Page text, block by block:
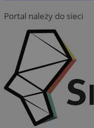
Portal należy do sieci
MvSessID